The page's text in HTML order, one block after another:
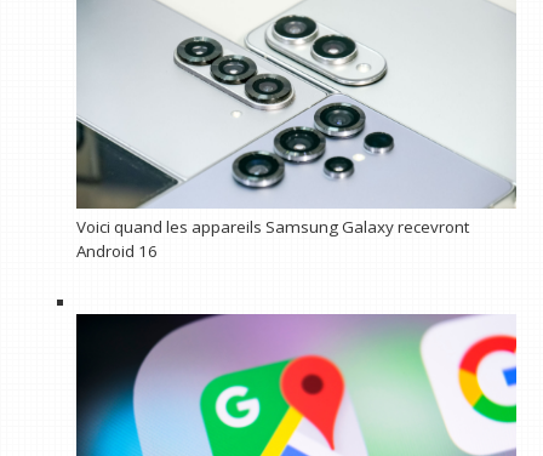
Voici quand les appareils Samsung Galaxy recevront
Android 16